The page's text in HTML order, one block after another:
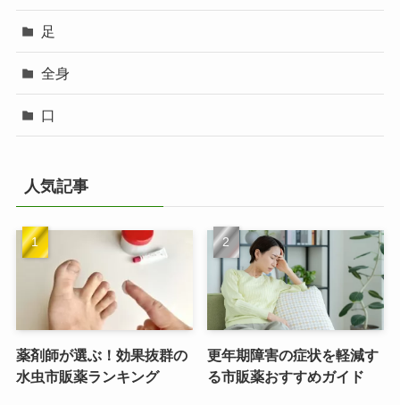
足
全身
口
人気記事
薬剤師が選ぶ！効果抜群の
水虫市販薬ランキング
更年期障害の症状を軽減す
る市販薬おすすめガイド